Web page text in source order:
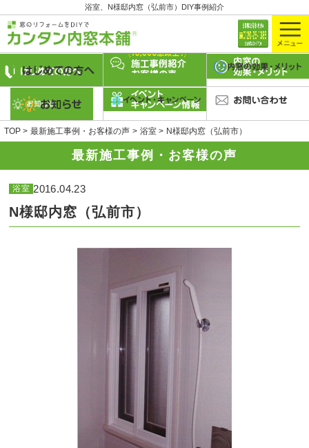
浴室、N様邸内窓（弘前市）DIY事例紹介
最新施工事例・お客様の声
TOP 最新施工事例・お客様の声 浴室 N様邸内窓（弘前市）
浴室 2016.04.23
N様邸内窓（弘前市）